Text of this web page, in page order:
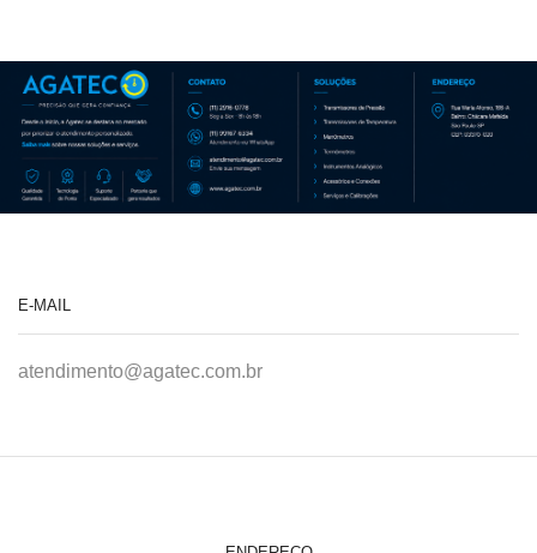
E-MAIL
atendimento@agatec.com.br